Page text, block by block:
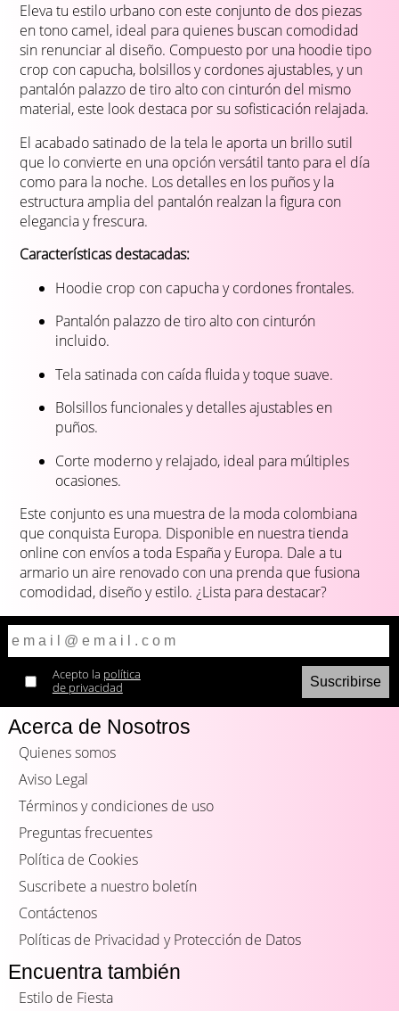
Eleva tu estilo urbano con este conjunto de dos piezas
en tono camel, ideal para quienes buscan comodidad
sin renunciar al diseño. Compuesto por una hoodie tipo
crop con capucha, bolsillos y cordones ajustables, y un
pantalón palazzo de tiro alto con cinturón del mismo
material, este look destaca por su sofisticación relajada.
El acabado satinado de la tela le aporta un brillo sutil
que lo convierte en una opción versátil tanto para el día
como para la noche. Los detalles en los puños y la
estructura amplia del pantalón realzan la figura con
elegancia y frescura.
Características destacadas:
Hoodie crop con capucha y cordones frontales.
Pantalón palazzo de tiro alto con cinturón
incluido.
Tela satinada con caída fluida y toque suave.
Bolsillos funcionales y detalles ajustables en
puños.
Corte moderno y relajado, ideal para múltiples
ocasiones.
Este conjunto es una muestra de la moda colombiana
que conquista Europa. Disponible en nuestra tienda
online con envíos a toda España y Europa. Dale a tu
armario un aire renovado con una prenda que fusiona
comodidad, diseño y estilo. ¿Lista para destacar?
Acepto la política
de privacidad
Acerca de Nosotros
Quienes somos
Aviso Legal
Términos y condiciones de uso
Preguntas frecuentes
Política de Cookies
Suscribete a nuestro boletín
Contáctenos
Políticas de Privacidad y Protección de Datos
Encuentra también
Estilo de Fiesta